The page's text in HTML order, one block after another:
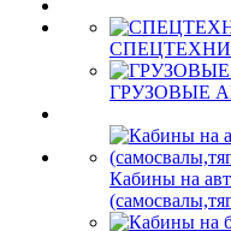
ГРУЗОВЫЕ
Кабины на